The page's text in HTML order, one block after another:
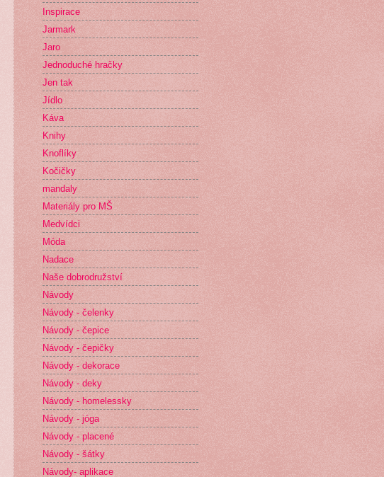
Inspirace
Jarmark
Jaro
Jednoduché hračky
Jen tak
Jídlo
Káva
Knihy
Knoflíky
Kočičky
mandaly
Materiály pro MŠ
Medvídci
Móda
Nadace
Naše dobrodružství
Návody
Návody - čelenky
Návody - čepice
Návody - čepičky
Návody - dekorace
Návody - deky
Návody - homelessky
Návody - jóga
Návody - placené
Návody - šátky
Návody- aplikace